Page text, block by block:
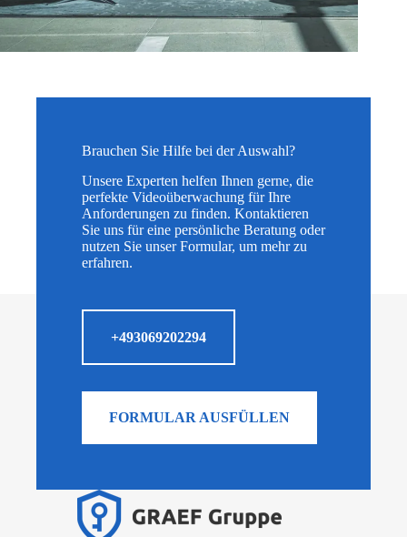
Brauchen Sie Hilfe bei der Auswahl?
Unsere Experten helfen Ihnen gerne, die
perfekte Videoüberwachung für Ihre
Anforderungen zu finden. Kontaktieren
Sie uns für eine persönliche Beratung oder
nutzen Sie unser Formular, um mehr zu
erfahren.
+493069202294
FORMULAR AUSFÜLLEN